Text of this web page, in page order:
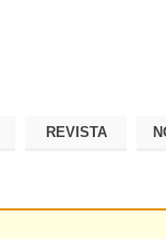
REVISTA